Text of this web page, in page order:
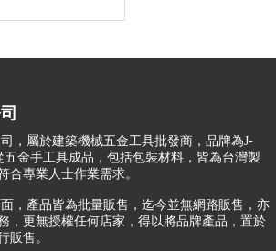
，屬於建築機械五金工具批發商，品牌為J-
金手工具成品，包括包裝材料，皆為台灣製
合專業人士作業需求。
產品皆為批量販售，迄今並無網路販售，亦
，更無授權任何店家，得以將品牌產品，置於
販售。